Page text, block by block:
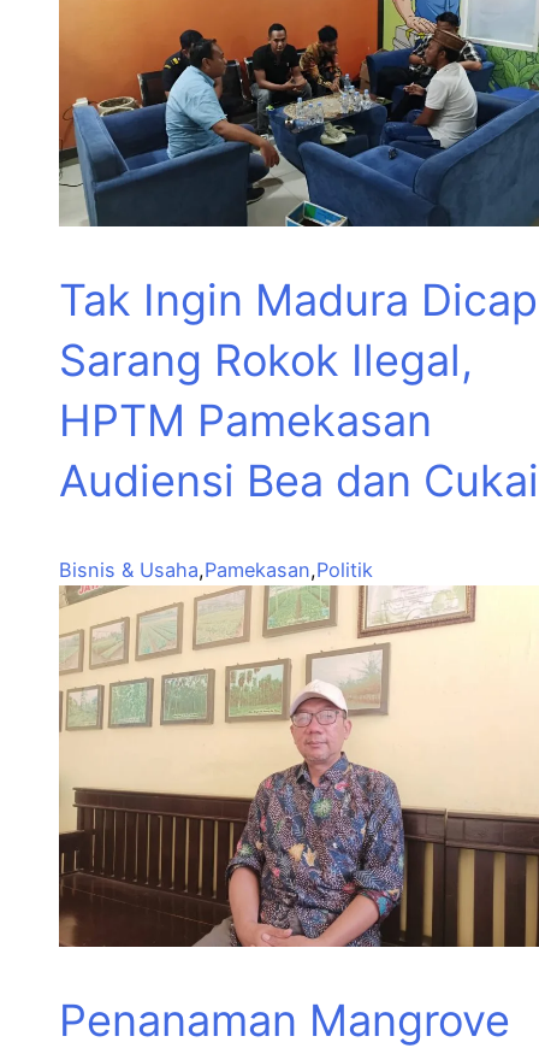
Tak Ingin Madura Dicap
Sarang Rokok Ilegal,
HPTM Pamekasan
Audiensi Bea dan Cukai
Bisnis & Usaha,Pamekasan,Politik
Penanaman Mangrove